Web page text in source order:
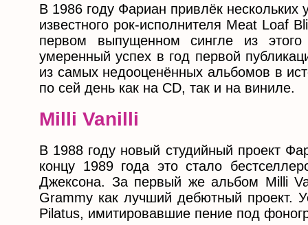
В 1986 году Фариан привлёк нескольких
известного рок-исполнителя Meat Loaf
первом выпущенном сингле из
умеренный успех в год первой
из самых недооценённых альбомов в
по сей день как на CD, так и на виниле.
Milli Vanilli
В 1988 году новый студийный проект
концу 1989 года это стало
Джексона. За первый же альбом Milli
Grammy как лучший дебютный проект.
Pilatus, имитировавшие пение под